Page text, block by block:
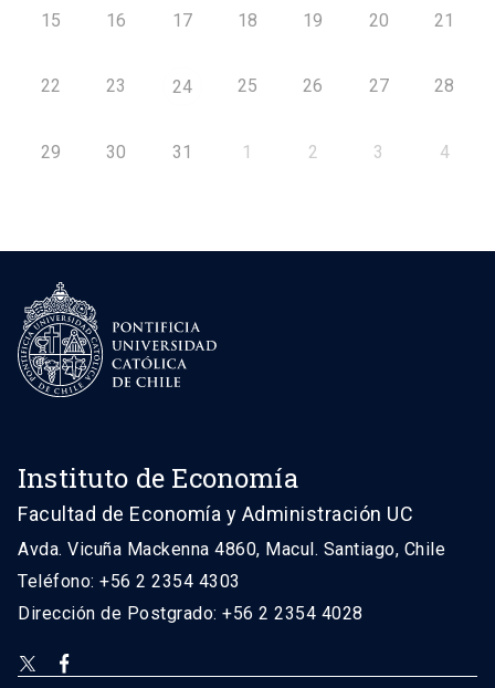
15 16 17 18 19 20 21
22 23 24 25 26 27 28
29 30 31 1 2 3 4
Instituto de Economía
Facultad de Economía y Administración UC
Avda. Vicuña Mackenna 4860, Macul. Santiago, Chile
Teléfono: +56 2 2354 4303
Dirección de Postgrado: +56 2 2354 4028